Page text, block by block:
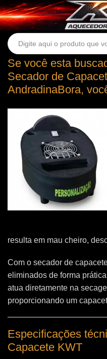
Se você esta
Secador de
AndradinaBora,
resulta em mau cheiro,
Com o secador de
eliminados de forma
atua diretamente na
proporcionando um
Especificações
Capacete KWT